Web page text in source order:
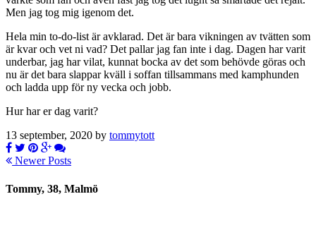
Men jag tog mig igenom det.
Hela min to-do-list är avklarad. Det är bara vikningen av tvätten som
är kvar och vet ni vad? Det pallar jag fan inte i dag. Dagen har varit
underbar, jag har vilat, kunnat bocka av det som behövde göras och
nu är det bara slappar kväll i soffan tillsammans med kamphunden
och ladda upp för ny vecka och jobb.
Hur har er dag varit?
13 september, 2020 by tommytott
Newer Posts
Tommy, 38, Malmö